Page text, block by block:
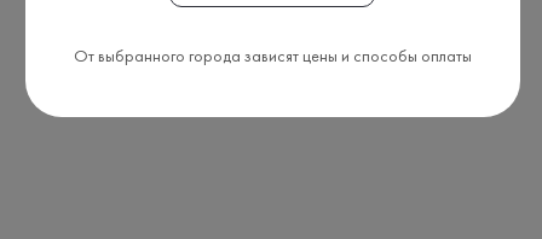
От выбранного города зависят цены и способы оплаты